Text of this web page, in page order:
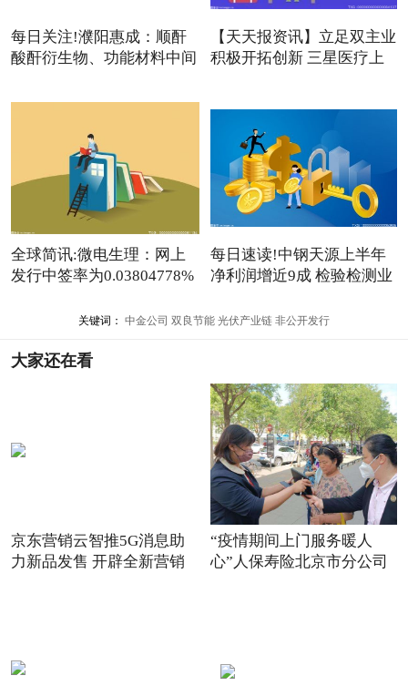
每日关注!濮阳惠成：顺酐
酸酐衍生物、功能材料中间
【天天报资讯】立足双主业
积极开拓创新 三星医疗上
全球简讯:微电生理：网上
发行中签率为0.03804778%
每日速读!中钢天源上半年
净利润增近9成 检验检测业
关键词： 中金公司 双良节能 光伏产业链 非公开发行
大家还在看
京东营销云智推5G消息助
力新品发售 开辟全新营销
“疫情期间上门服务暖人
心”人保寿险北京市分公司